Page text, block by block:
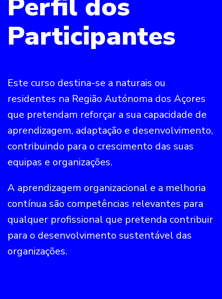
Participantes
Este curso destina-se a naturais ou
residentes na Região Autónoma dos Açores
que pretendam reforçar a sua capacidade de
aprendizagem, adaptação e desenvolvimento,
contribuindo para o crescimento das suas
equipas e organizações.
A aprendizagem organizacional e a melhoria
contínua são competências relevantes para
qualquer profissional que pretenda contribuir
para o desenvolvimento sustentável das
organizações.